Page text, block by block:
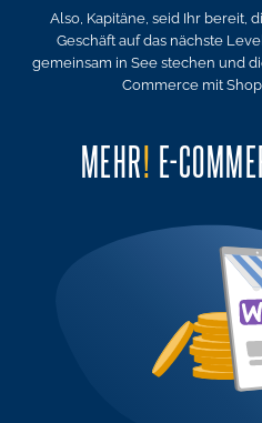
Also, Kapitäne, seid Ihr bereit,
Geschäft auf das nächste
gemeinsam in See stechen und
Commerce mit
MEHR! E-